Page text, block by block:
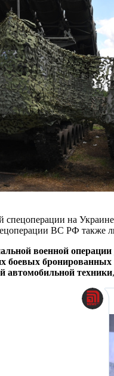
на
ВС РФ также
военной
боевых
автомобильной техники